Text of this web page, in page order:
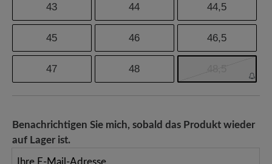
43 44 44,5
45 46 46,5
47 48
Benachrichtigen Sie mich, sobald das Produkt wieder
auf Lager ist.